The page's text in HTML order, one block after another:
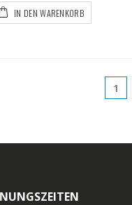
IN DEN WARENKORB
1